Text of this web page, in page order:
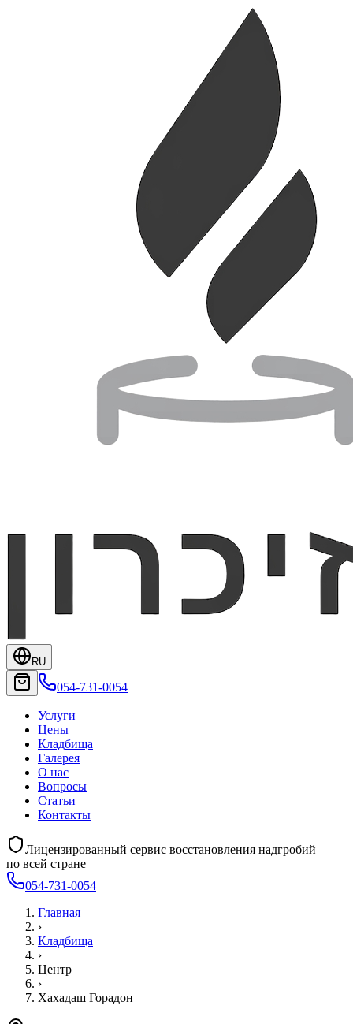
RU
054-731-0054
Услуги
Цены
Кладбища
Галерея
О нас
Вопросы
Статьи
Контакты
Лицензированный сервис восстановления надгробий —
по всей стране
054-731-0054
Главная
›
Кладбища
›
Центр
›
Хахадаш Горадон